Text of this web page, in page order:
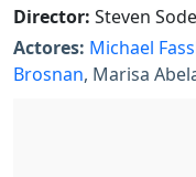
Director: Steven
Actores: Michael
Brosnan, Marisa